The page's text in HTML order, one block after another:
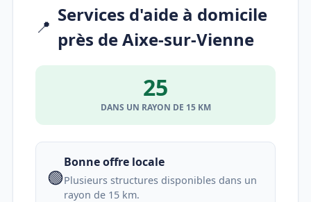
📍
Services d'aide à domicile
près de Aixe-sur-Vienne
25
DANS UN RAYON DE 15 KM
🟢
Bonne offre locale
Plusieurs structures disponibles dans un
rayon de 15 km.